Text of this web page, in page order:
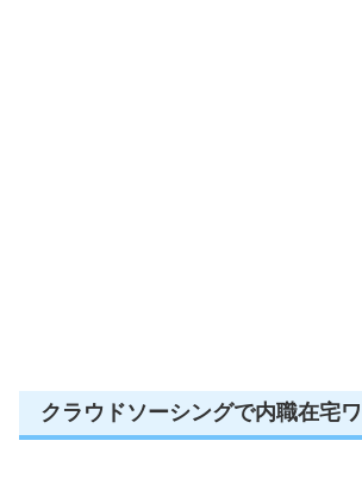
クラウドソーシングで内職在宅